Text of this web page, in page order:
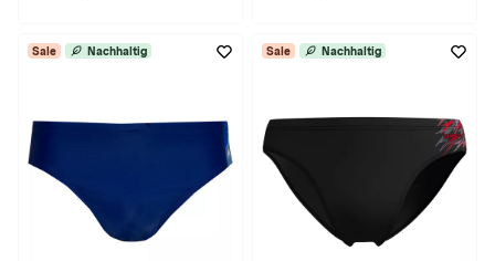
Sale Nachhaltig Sale Nachhaltig